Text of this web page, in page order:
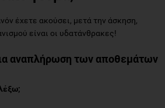
έχετε ακούσει, μετά την άσκηση,
είναι οι υδατάνθρακες!
αναπλήρωση των αποθεμάτων